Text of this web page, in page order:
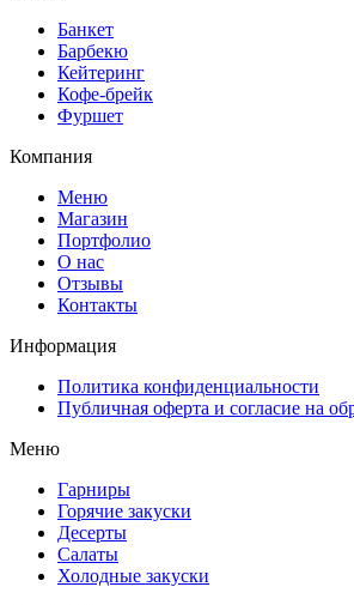
Банкет
Барбекю
Кейтеринг
Кофе-брейк
Фуршет
Компания
Меню
Магазин
Портфолио
О нас
Отзывы
Контакты
Информация
Политика конфиденциальности
Публичная оферта и согласие на
Меню
Гарниры
Горячие закуски
Десерты
Салаты
Холодные закуски